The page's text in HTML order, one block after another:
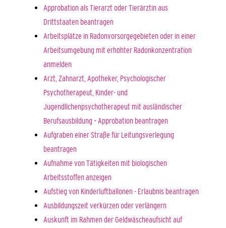
Approbation als Tierarzt oder Tierärztin aus
Drittstaaten beantragen
Arbeitsplätze in Radonvorsorgegebieten oder in einer
Arbeitsumgebung mit erhöhter Radonkonzentration
anmelden
Arzt, Zahnarzt, Apotheker, Psychologischer
Psychotherapeut, Kinder- und
Jugendlichenpsychotherapeut mit ausländischer
Berufsausbildung – Approbation beantragen
Aufgraben einer Straße für Leitungsverlegung
beantragen
Aufnahme von Tätigkeiten mit biologischen
Arbeitsstoffen anzeigen
Aufstieg von Kinderluftballonen - Erlaubnis beantragen
Ausbildungszeit verkürzen oder verlängern
Auskunft im Rahmen der Geldwäscheaufsicht auf